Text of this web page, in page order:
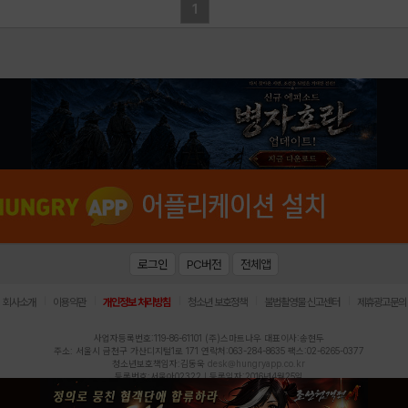
1
로그인 PC버전 전체앱
회사소개 이용약관 개인정보 처리방침 청소년 보호정책 불법촬영물 신고센터 제휴광고문의
사업자등록번호:119-86-61101 (주)스마트나우 대표이사:송현두
주소: 서울시 금천구 가산디지털1로 171 연락처:063-284-8635 팩스:02-6265-0377
청소년보호책임자:김동욱 desk@hungryapp.co.kr
등록번호:서울아02322 | 등록일자:2016년4월25일
발행인:(주)스마트나우 송현두 | 편집인:김동욱